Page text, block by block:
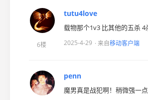
6楼
tutu4love
载物那个1v3 比其他的五杀
2025-4-29 · 来自移动客户端
penn
魔男真是战犯啊！稍微强一点